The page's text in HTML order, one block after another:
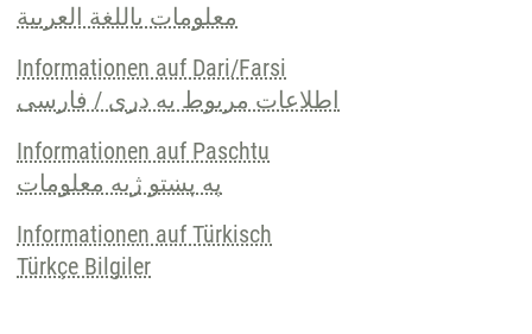
معلومات باللغة العربية
Informationen auf Dari/Farsi
اطلاعات مربوط به دری / فارسی
Informationen auf Paschtu
په پښتو ژبه معلومات
Informationen auf Türkisch
Türkçe Bilgiler